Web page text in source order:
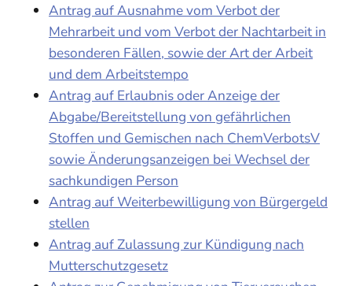
Antrag auf Ausnahme vom Verbot der
Mehrarbeit und vom Verbot der Nachtarbeit in
besonderen Fällen, sowie der Art der Arbeit
und dem Arbeitstempo
Antrag auf Erlaubnis oder Anzeige der
Abgabe/Bereitstellung von gefährlichen
Stoffen und Gemischen nach ChemVerbotsV
sowie Änderungsanzeigen bei Wechsel der
sachkundigen Person
Antrag auf Weiterbewilligung von Bürgergeld
stellen
Antrag auf Zulassung zur Kündigung nach
Mutterschutzgesetz